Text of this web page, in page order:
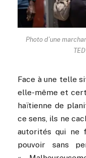
Photo d’une
Face à une telle
elle-même et
haïtienne de
ce sens, ils ne
autorités qui ne
pouvoir sans